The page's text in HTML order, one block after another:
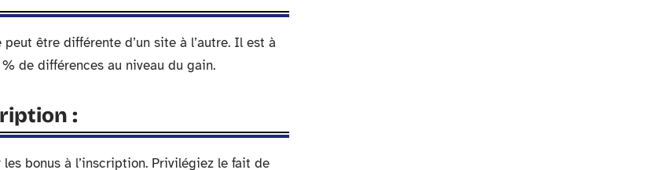
être différente d’un site à l’autre. Il est à
de différences au niveau du gain.
:
bonus à l’inscription. Privilégiez le fait de